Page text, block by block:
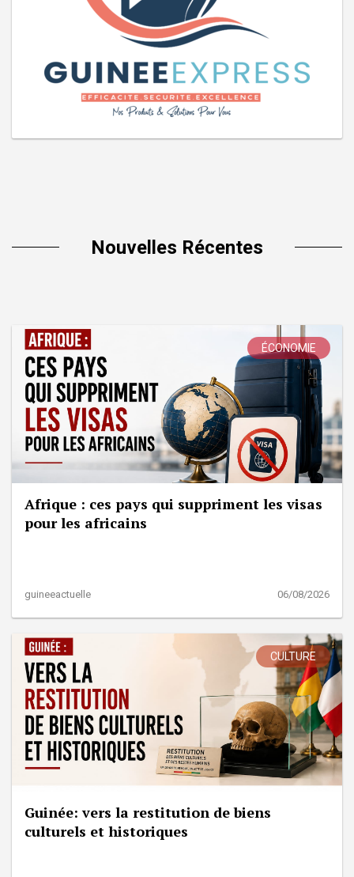
Nouvelles Récentes
ÉCONOMIE
Afrique : ces pays qui suppriment les visas
pour les africains
guineeactuelle 06/08/2026
CULTURE
Guinée: vers la restitution de biens
culturels et historiques